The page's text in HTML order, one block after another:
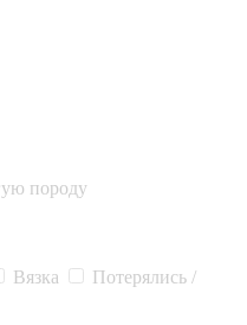
породу
Вязка
Потерялись /